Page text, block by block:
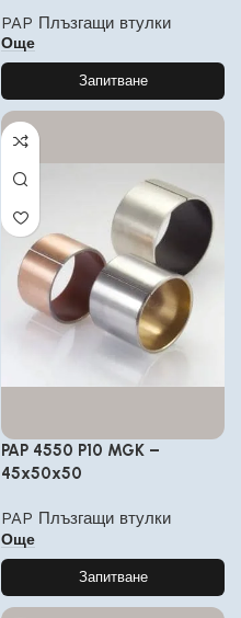
PAP Плъзгащи втулки
Още
Запитване
PAP 4550 P10 MGK –
45x50x50
PAP Плъзгащи втулки
Още
Запитване